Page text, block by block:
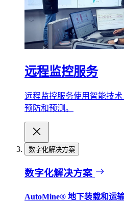
远程监控服务
远程监控服务使用智能技
预防和预测。
数字化解决方案
数字化解决方案
AutoMine® 地下装载和运